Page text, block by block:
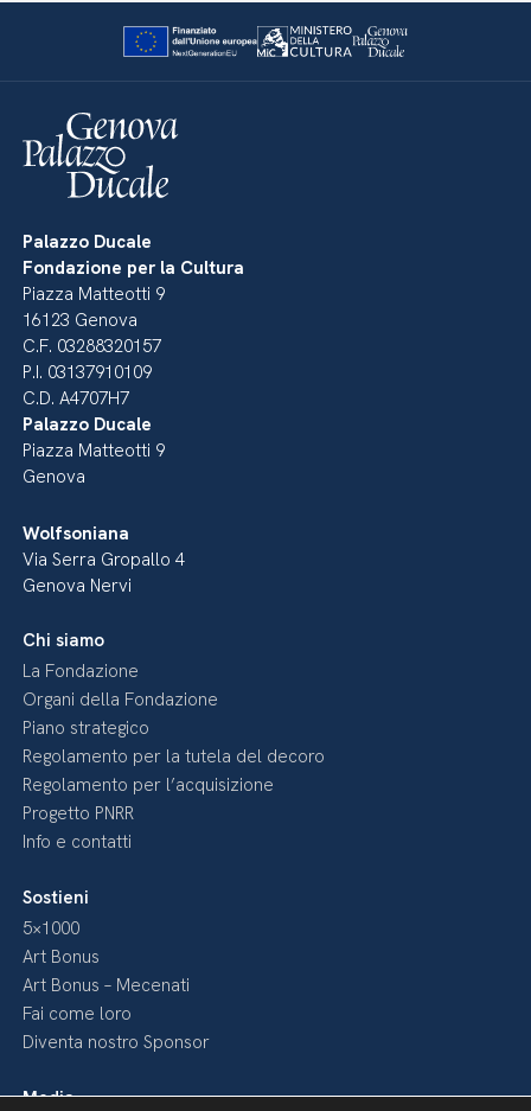
Palazzo Ducale
Fondazione per la Cultura
Piazza Matteotti 9
16123 Genova
C.F. 03288320157
P.I. 03137910109
C.D. A4707H7
Palazzo Ducale
Piazza Matteotti 9
Genova
Wolfsoniana
Via Serra Gropallo 4
Genova Nervi
Chi siamo
La Fondazione
Organi della Fondazione
Piano strategico
Regolamento per la tutela del decoro
Regolamento per l’acquisizione
Progetto PNRR
Info e contatti
Sostieni
5×1000
Art Bonus
Art Bonus – Mecenati
Fai come loro
Diventa nostro Sponsor
Media